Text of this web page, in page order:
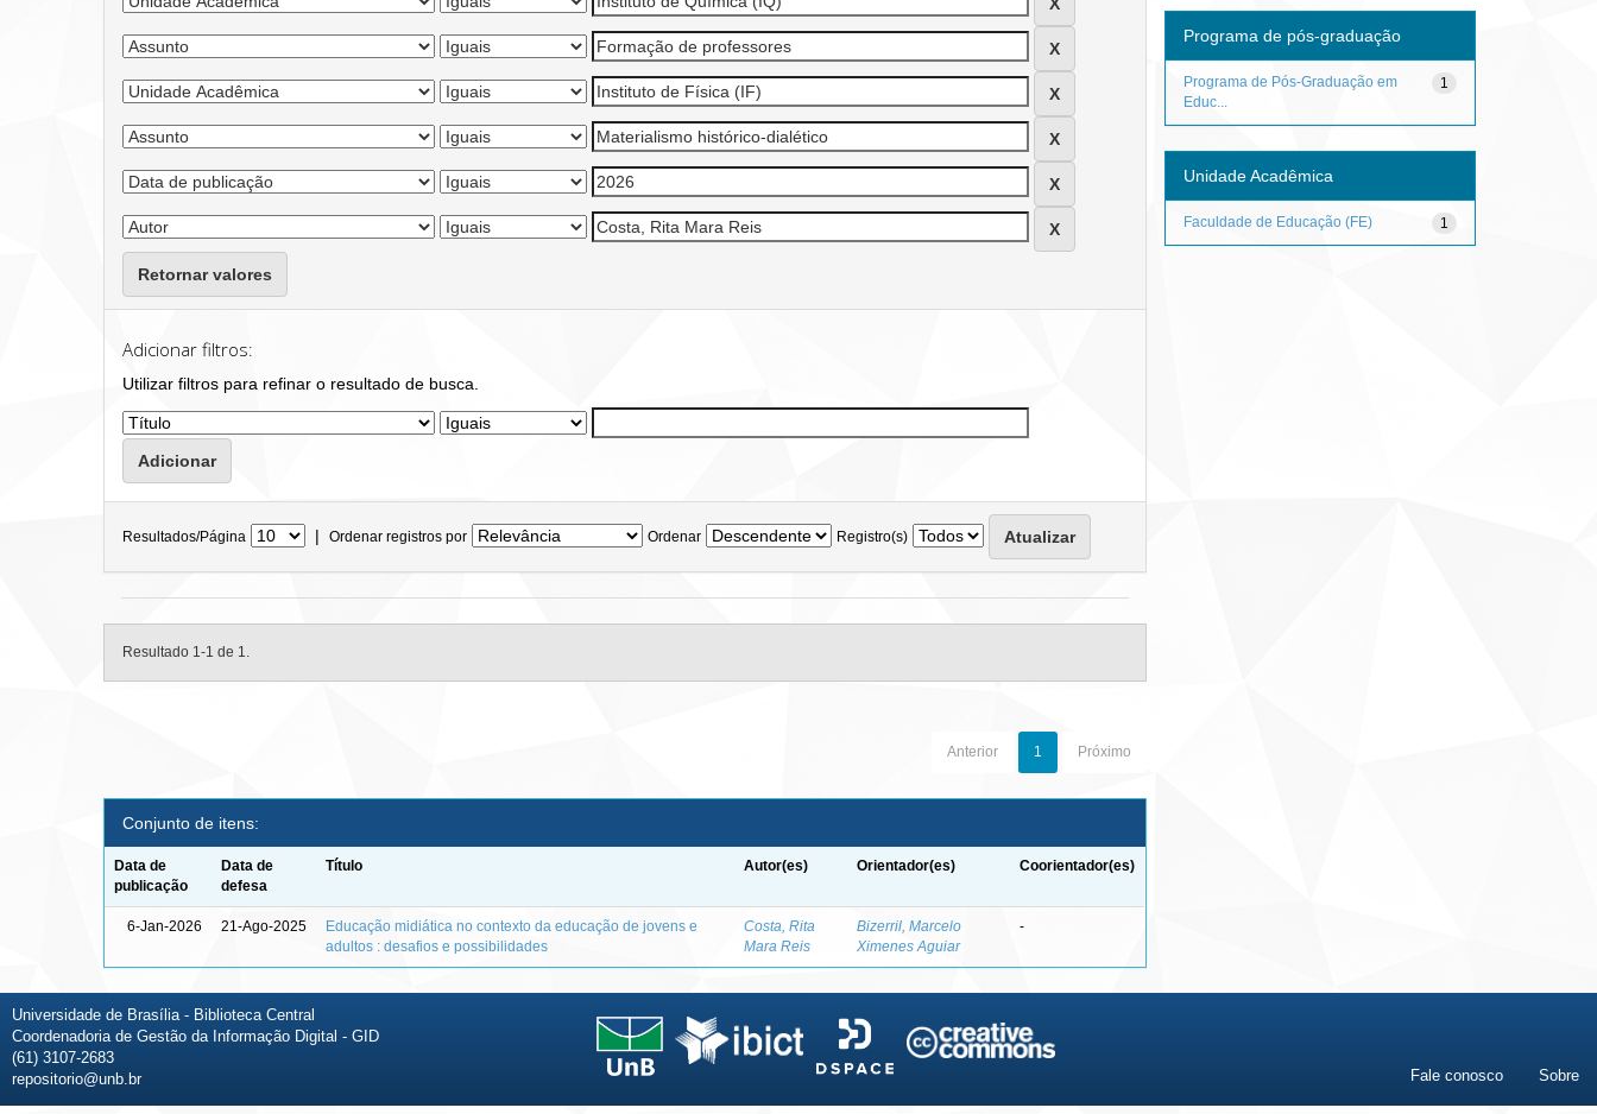
Retornar valores
Adicionar filtros:
Utilizar filtros para refinar o resultado de busca.
Resultados/Página | Ordenar registros por Ordenar Registro(s)
Resultado 1-1 de 1.
Anterior 1 Próximo
Conjunto de itens:
Data de
publicação
Data de
defesa
Título Autor(es) Orientador(es) Coorientador(es)
6-Jan-2026 21-Ago-2025
Educação midiática no contexto da educação de jovens e
adultos : desafios e possibilidades
Costa, Rita
Mara Reis
Bizerril, Marcelo
Ximenes Aguiar
-
Programa de pós-graduação
1
Programa de Pós-Graduação em
Educ...
Unidade Acadêmica
1
Faculdade de Educação (FE)
Universidade de Brasília - Biblioteca Central
Coordenadoria de Gestão da Informação Digital - GID
(61) 3107-2683
repositorio@unb.br
Fale conosco Sobre